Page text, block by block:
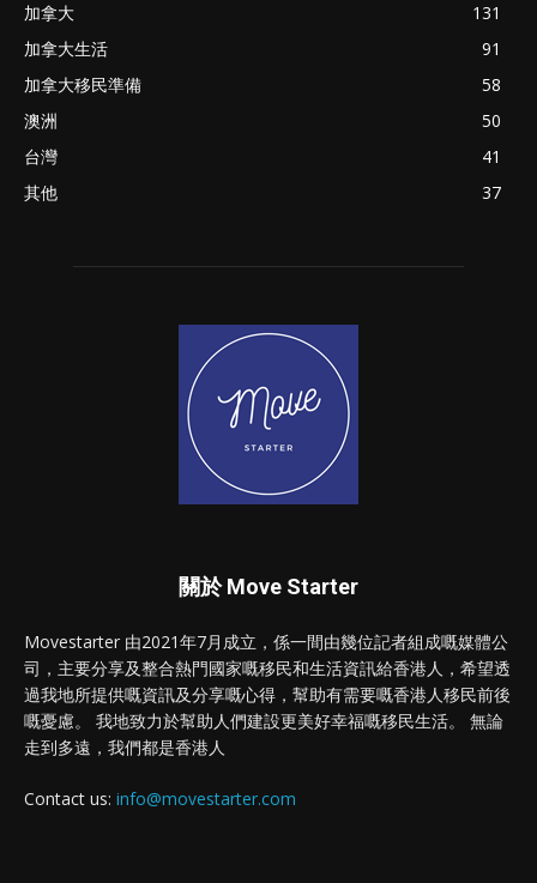
加拿大
131
加拿大生活
91
加拿大移民準備
58
澳洲
50
台灣
41
其他
37
關於 Move Starter
Movestarter 由2021年7月成立，係一間由幾位記者組成嘅媒體公
司，主要分享及整合熱門國家嘅移民和生活資訊給香港人，希望透
過我地所提供嘅資訊及分享嘅心得，幫助有需要嘅香港人移民前後
嘅憂慮。 我地致力於幫助人們建設更美好幸福嘅移民生活。 無論
走到多遠，我們都是香港人
Contact us: info@movestarter.com